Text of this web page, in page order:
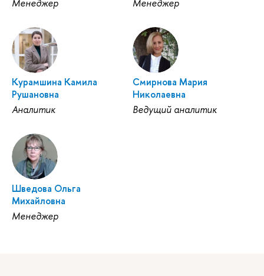
Менеджер
Менеджер
Курамшина Камила
Рушановна
Аналитик
Смирнова Мария
Николаевна
Ведущий аналитик
Шведова Ольга
Михайловна
Менеджер